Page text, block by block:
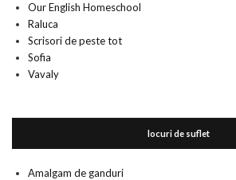
Our English Homeschool
Raluca
Scrisori de peste tot
Sofia
Vavaly
locuri de suflet
Amalgam de ganduri